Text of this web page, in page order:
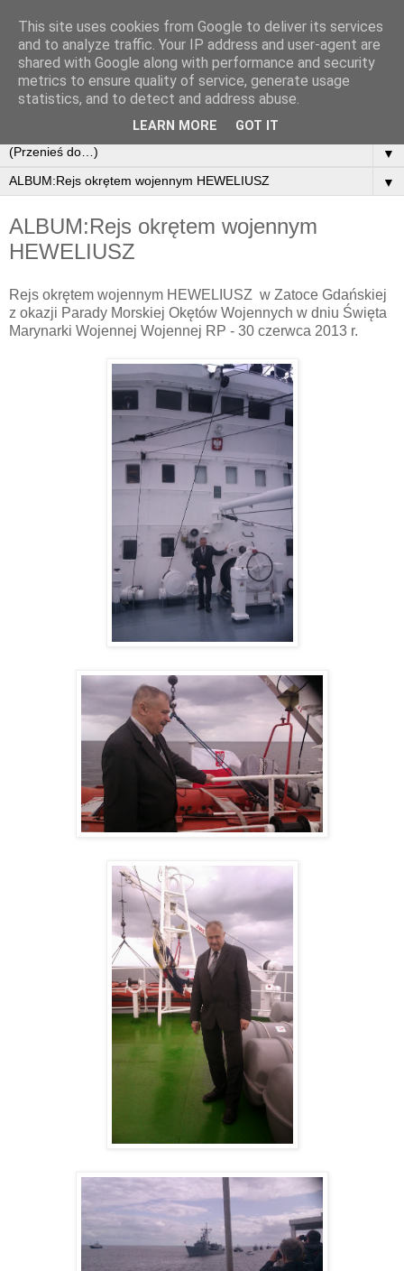
Paweł Soroka
- Politolog,Dziennikarz,Działacz Gospodarczy,Animator
Kultury, Poeta
▼
▼
ALBUM:Rejs okrętem wojennym
HEWELIUSZ
Rejs okrętem wojennym HEWELIUSZ w Zatoce Gdańskiej
z okazji Parady Morskiej Okętów Wojennych w dniu Święta
Marynarki Wojennej Wojennej RP - 30 czerwca 2013 r.
This site uses cookies from Google to deliver its services
and to analyze traffic. Your IP address and user-agent are
shared with Google along with performance and security
metrics to ensure quality of service, generate usage
statistics, and to detect and address abuse.
LEARN MORE GOT IT